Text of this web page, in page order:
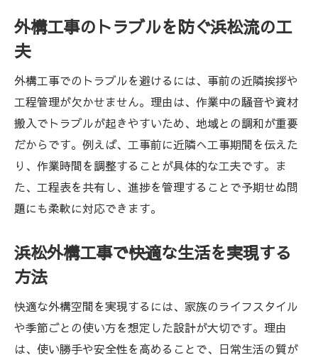
外構工事のトラブルを防ぐ浜松流の工
夫
外構工事でのトラブルを避けるには、事前の近隣挨拶や
工程管理が欠かせません。理由は、作業中の騒音や資材
搬入でトラブルが起きやすいため、地域との調和が重要
だからです。例えば、工事前に近隣へ工事期間を伝えた
り、作業時間を調整することが具体的な工夫です。ま
た、工程表を共有し、進捗を管理することで予期せぬ問
題にも柔軟に対応できます。
浜松外構工事で快適な生活を実現する
方法
快適な外構空間を実現するには、家族のライフスタイル
や季節ごとの使い方を想定した設計が大切です。理由
は、使い勝手や安全性を高めることで、日常生活の質が